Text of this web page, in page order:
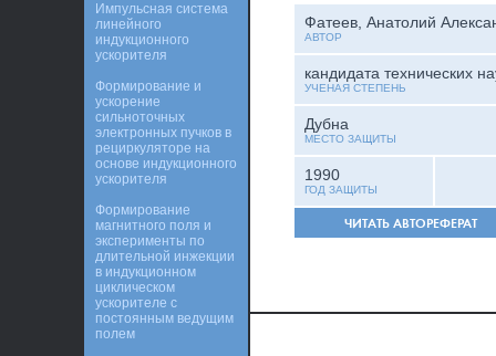
Фатеев, Анатолий
АВТОР
кандидата технических
УЧЕНАЯ СТЕПЕНЬ
Дубна
МЕСТО ЗАЩИТЫ
1990
ГОД ЗАЩИТЫ
ЧИТАТЬ АВТОРЕФЕРАТ
Импульсная система
линейного
индукционного
ускорителя
Формирование и
ускорение
сильноточных
электронных пучков в
рециркуляторе на
основе индукционного
ускорителя
Формирование
магнитного поля и
эксперименты по
длительной инжекции
в индукционном
циклическом
ускорителе с
постоянным ведущим
полем